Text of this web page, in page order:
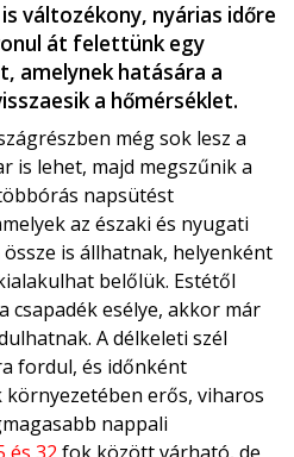
változékony, nyárias időre
át felettünk egy
amelynek hatására a
a hőmérséklet.
még sok lesz a
is lehet, majd megszűnik a
napsütést
az északi és nyugati
is állhatnak, helyenként
belőlük. Estétől
csapadék esélye, akkor már
A délkeleti szél
fordul, és időnként
erős, viharos
nappali